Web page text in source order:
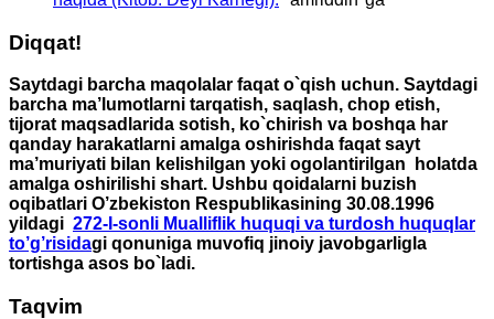
Diqqat!
Saytdagi barcha maqolalar faqat o`qish uchun. Saytdagi
barcha ma’lumotlarni tarqatish, saqlash, chop etish,
tijorat maqsadlarida sotish, ko`chirish va boshqa har
qanday harakatlarni amalga oshirishda faqat sayt
ma’muriyati bilan kelishilgan yoki ogolantirilgan holatda
amalga oshirilishi shart. Ushbu qoidalarni buzish
oqibatlari O’zbekiston Respublikasining 30.08.1996
yildagi 272-I-sonli Mualliflik huquqi va turdosh huquqlar
to’g’risidagi qonuniga muvofiq jinoiy javobgarligla
tortishga asos bo`ladi.
Taqvim